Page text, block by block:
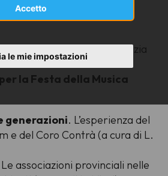
Accetto
le mie impostazioni
e tradizioni in Friuli Venezia
la Festa della Musica
generazioni. L’esperienza del
e del Coro Contrà (a cura di L.
associazioni provinciali nelle